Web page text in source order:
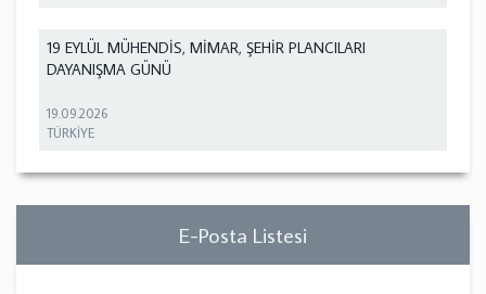
19 EYLÜL MÜHENDİS, MİMAR, ŞEHİR PLANCILARI
DAYANIŞMA GÜNÜ
19.09.2026
TÜRKİYE
E-Posta Listesi